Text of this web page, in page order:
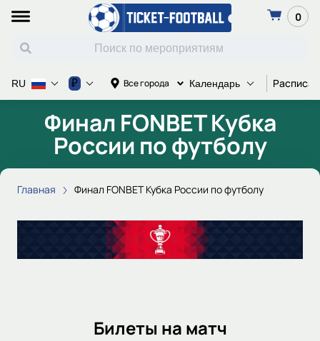
0
Все города Календарь
RU ₽
Финал FONBET Кубка
России по футболу
Главная Финал FONBET Кубка России по футболу
Билеты на матч